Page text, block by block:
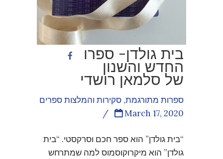
בית גולדן- ספרו
החדש והשנון
של סלמאן רושדי
ספרות מתורגמת, סקירות והמלצות ספרים
/
March 17, 2020
“בית גולדן” הוא ספר חכם וסרקסטי. “בית
גולדן” הוא מיקרוקוסמוס למה שמתרחש